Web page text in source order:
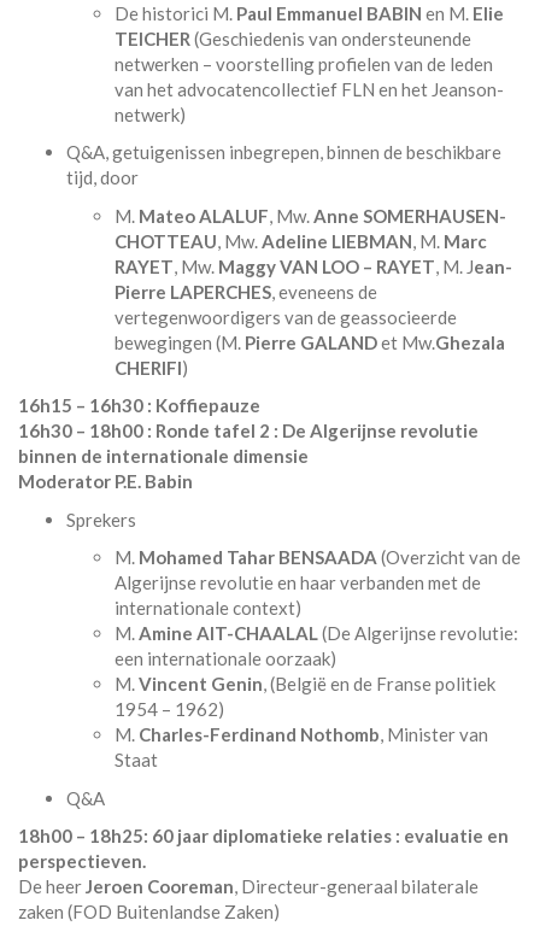
De historici M. Paul Emmanuel BABIN en M. Elie
TEICHER (Geschiedenis van ondersteunende
netwerken – voorstelling profielen van de leden
van het advocatencollectief FLN en het Jeanson-
netwerk)
Q&A, getuigenissen inbegrepen, binnen de beschikbare
tijd, door
M. Mateo ALALUF, Mw.Anne SOMERHAUSEN-
CHOTTEAU, Mw.Adeline LIEBMAN, M. Marc
RAYET, Mw. Maggy VAN LOO – RAYET, M. Jean-
Pierre LAPERCHES, eveneens de
vertegenwoordigers van de geassocieerde
bewegingen (M. Pierre GALANDet Mw.Ghezala
CHERIFI)
16h15 – 16h30 : Koffiepauze
16h30 – 18h00 : Ronde tafel 2 : De Algerijnse revolutie
binnen de internationale dimensie
Moderator P.E. Babin
Sprekers
M. Mohamed Tahar BENSAADA (Overzicht van de
Algerijnse revolutie en haar verbanden met de
internationale context)
M.Amine AIT-CHAALAL(De Algerijnse revolutie:
een internationale oorzaak)
M.Vincent Genin, (België en de Franse politiek
1954 – 1962)
M. Charles-Ferdinand Nothomb, Minister van
Staat
Q&A
18h00 – 18h25: 60 jaar diplomatieke relaties : evaluatie en
perspectieven.
De heerJeroen Cooreman, Directeur-generaal bilaterale
zaken (FOD Buitenlandse Zaken)